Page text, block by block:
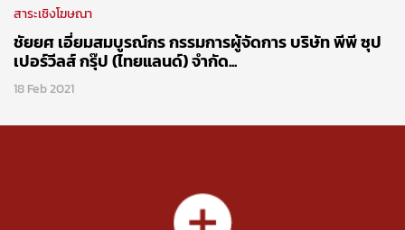
สาระเชิงโฆษณา
ชัยยศ เอี่ยมสมบูรณ์กร กรรมการผู้จัดการ บริษัท พีพี ซุป
เปอร์วีลส์ กรุ๊ป (ไทยแลนด์) จำกัด...
18 Feb 2021